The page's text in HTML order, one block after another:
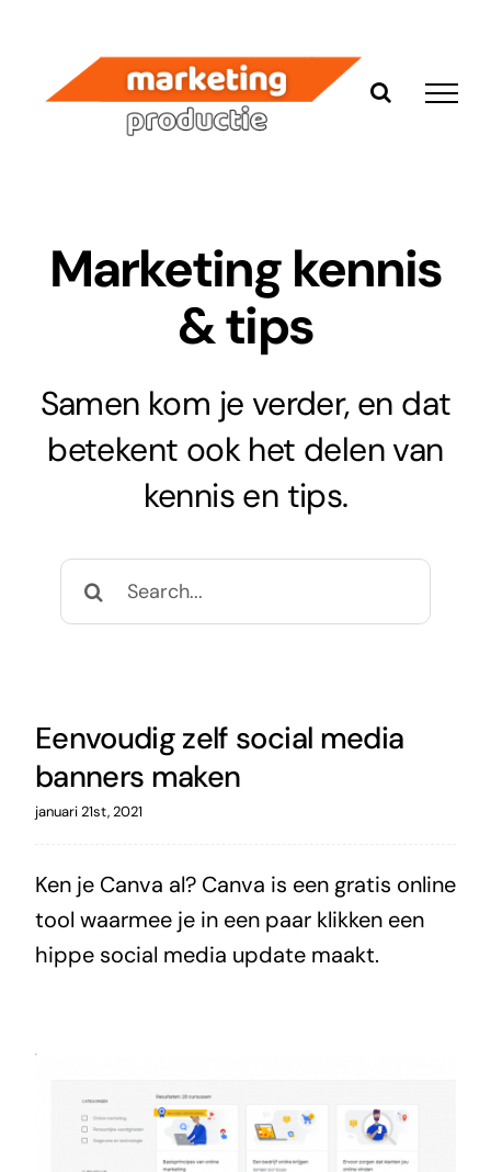
inhoud
Marketing kennis
& tips
Samen kom je verder, en dat
betekent ook het delen van
kennis en tips.
naar:
Eenvoudig zelf social media
banners maken
januari 21st, 2021
Ken je Canva al? Canva is een gratis online
tool waarmee je in een paar klikken een
hippe social media update maakt.